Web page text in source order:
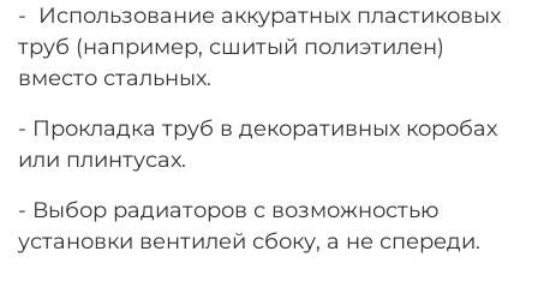
- Использование аккуратных пластиковых
труб (например, сшитый полиэтилен)
вместо стальных.
- Прокладка труб в декоративных коробах
или плинтусах.
- Выбор радиаторов с возможностью
установки вентилей сбоку, а не спереди.